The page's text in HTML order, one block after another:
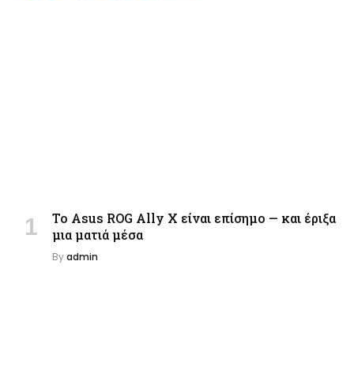
Το Asus ROG Ally X είναι επίσημο — και έριξα
μια ματιά μέσα
Byadmin